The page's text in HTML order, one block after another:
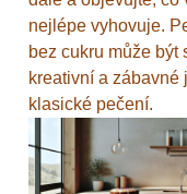
nejlépe vyhovuje.
bez cukru může být
kreativní a zábavné
klasické pečení.